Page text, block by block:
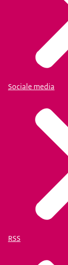
Sociale media
RSS